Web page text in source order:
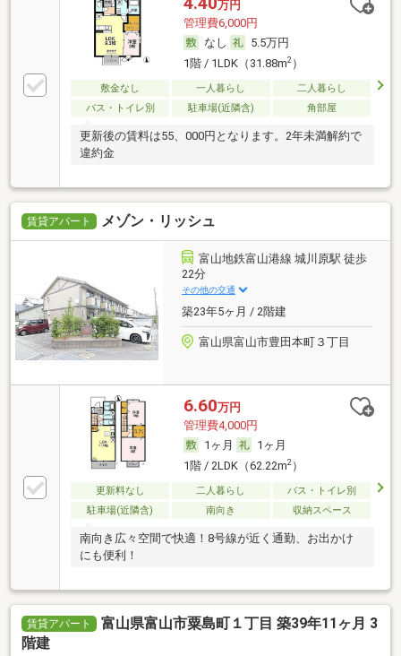
万円
管理費6,000円
なし
5.5万円
1階 / 1LDK（31.88m2）
敷金なし 一人暮らし
二人暮らし
バス・トイレ別
駐車場(近隣含) 角部屋
更新後の賃料は55、000円となります。2年未満解約で
違約金
賃貸アパート メゾン・リッシュ
富山地鉄富山港線 城川原駅 徒歩
22分
その他の交通
築23年5ヶ月 / 2階建
富山県富山市豊田本町３丁目
6.60万円
管理費4,000円
1ヶ月
1ヶ月
1階 / 2LDK（62.22m2）
更新料なし 二人暮らし
バス・トイレ別
駐車場(近隣含)
南向き 収納スペース
南向き広々空間で快適！8号線が近く通勤、お出かけ
にも便利！
賃貸アパート
富山県富山市粟島町１丁目 築39年11ヶ月 3
階建